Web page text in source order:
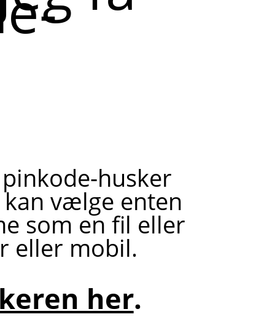
husker
vælge enten
som en fil eller
eller mobil.
her.